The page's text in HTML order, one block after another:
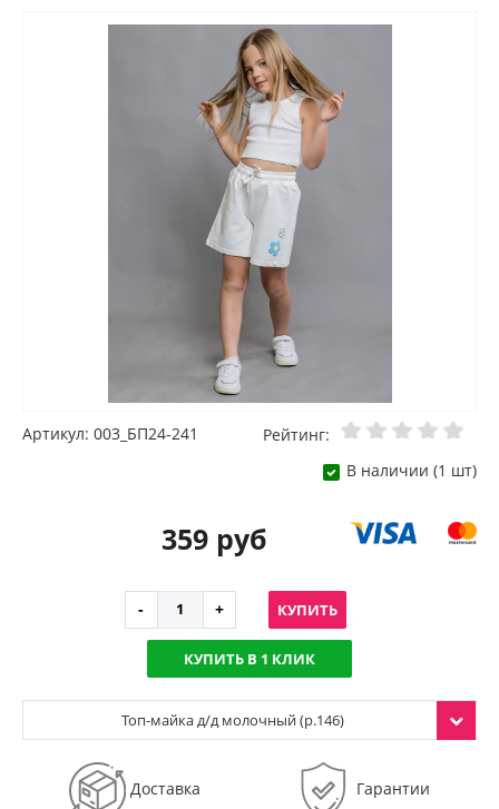
Артикул: 003_БП24-241
Рейтинг:
В наличии (1 шт)
359 руб
КУПИТЬ
КУПИТЬ В 1 КЛИК
Топ-майка д/д молочный (р.146)
Доставка Гарантии